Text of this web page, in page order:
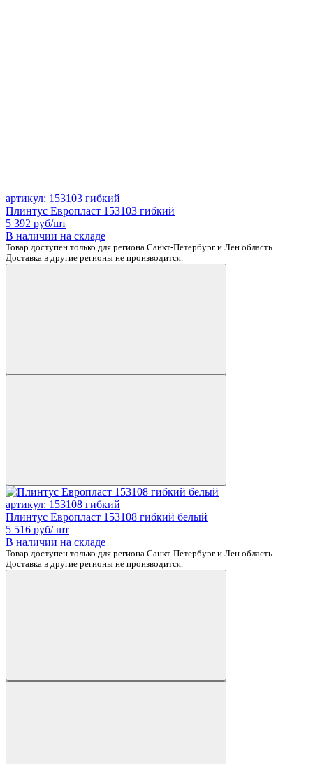
артикул: 153103 гибкий
Плинтус Европласт 153103 гибкий
5 392 руб/шт
В наличии на складе
Товар доступен только для региона Санкт-Петербург и Лен область.
Доставка в другие регионы не производится.
артикул: 153108 гибкий
Плинтус Европласт 153108 гибкий белый
5 516 руб/ шт
В наличии на складе
Товар доступен только для региона Санкт-Петербург и Лен область.
Доставка в другие регионы не производится.